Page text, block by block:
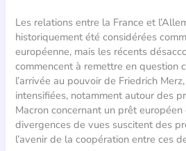
Les relations entre la France et
historiquement été considérées
européenne, mais les récents
commencent à remettre en question
l’arrivée au pouvoir de Friedrich
intensifiées, notamment autour des
Macron concernant un prêt européen
divergences de vues suscitent des
l’avenir de la coopération entre ces